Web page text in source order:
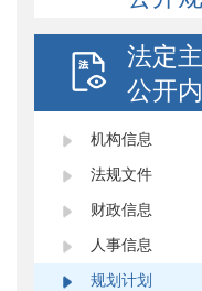
法定
公开
机构信息
法规文件
财政信息
人事信息
规划计划